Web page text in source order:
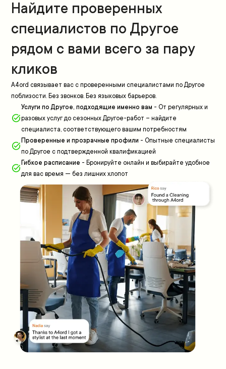
Найдите проверенных
специалистов по Другое
рядом с вами всего за пару
кликов
A4ord связывает вас с проверенными специалистами по Другое
поблизости. Без звонков. Без языковых барьеров.
Услуги по Другое, подходящие именно вам - От регулярных и
разовых услуг до сезонных Другое-работ – найдите
специалиста, соответствующего вашим потребностям
Проверенные и прозрачные профили - Опытные специалисты
по Другое с подтвержденной квалификацией
Гибкое расписание - Бронируйте онлайн и выбирайте удобное
для вас время — без лишних хлопот